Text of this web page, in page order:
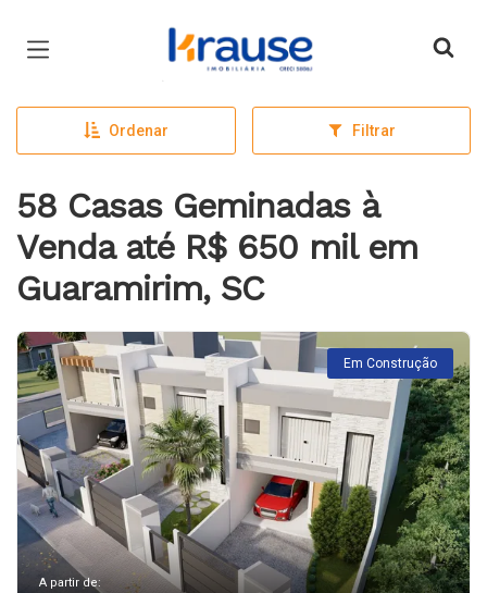
Página inicial
Ordenar Filtrar
58 Casas Geminadas à
Venda até R$ 650 mil em
Guaramirim, SC
Em Construção
A partir de: